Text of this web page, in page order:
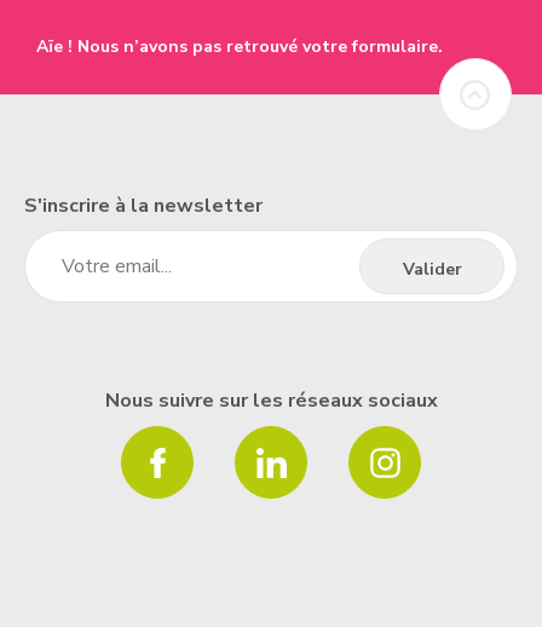
Aïe ! Nous n’avons pas retrouvé votre formulaire.
S'inscrire à la newsletter
Nous suivre sur les réseaux sociaux